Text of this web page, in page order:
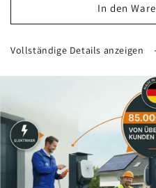
In den
Vollständige Details anzeigen